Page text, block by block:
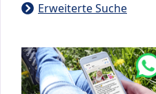
Erweiterte Suche